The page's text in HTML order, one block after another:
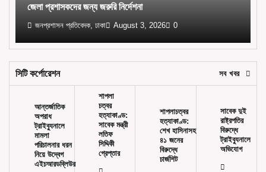
জেলা প্রশাসকদের জন্য জরুরি নির্দেশনা
জনপ্রশাসন প্রতিবেদক, ঢাকা August 3, 2026 0
সিটি কর্পোরেশন সব খবর
আন্তর্জাতিক
অপরাধ
ট্রাইব্যুনালে
মামলা
পরিচালনার ধরন
নিয়ে উদ্বেগ
এইচআরডব্লিউর
শাপলা
চত্বর
হত্যাকাণ্ড:
সাবেক মন্ত্রী
লতিফ
সিদ্দিকী
গ্রেপ্তার
শাপলাচত্বর
হত্যাকাণ্ড:
শেখ হাসিনাসহ
৪১ জনের
বিরুদ্ধে
চার্জশিট
সাবেক দুই
রাষ্ট্রপতির
বিরুদ্ধে
ট্রাইব্যুনালে
অভিযোগ